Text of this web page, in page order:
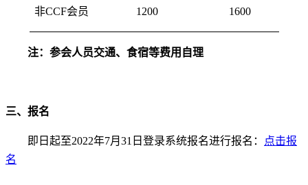
非CCF会员 1200 1600
注：参会人员交通、食宿等费用自理
三、报名
即日起至2022年7月 31 日登录系统报名进行报名：
点击报
名